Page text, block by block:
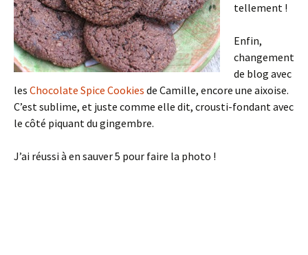
tellement !
Enfin,
changement
de blog avec
les Chocolate Spice Cookies de Camille, encore une aixoise.
C’est sublime, et juste comme elle dit, crousti-fondant avec
le côté piquant du gingembre.
J’ai réussi à en sauver 5 pour faire la photo !